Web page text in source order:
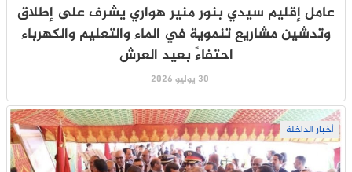
عامل إقليم سيدي بنور منير هواري يشرف على إطلاق
وتدشين مشاريع تنموية في الماء والتعليم والكهرباء
احتفاءً بعيد العرش
30 يوليو 2026
أخبار الداخلة